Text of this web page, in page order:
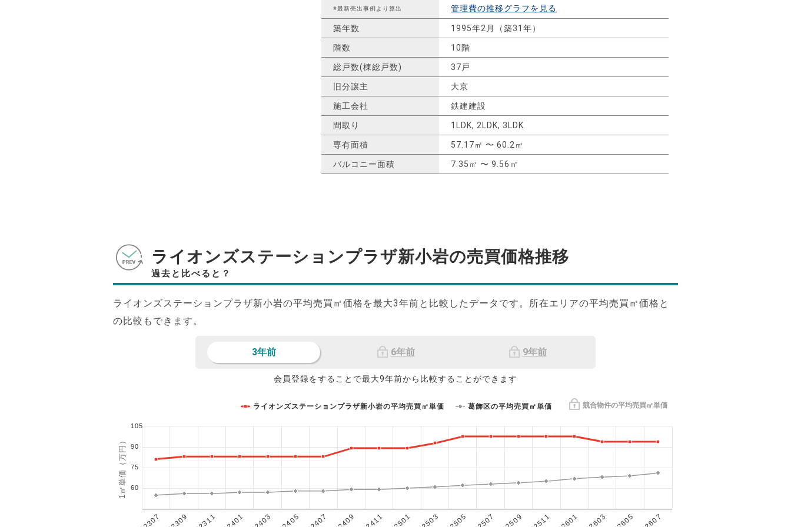
※最新売出事例より算出 管理費の推移グラフを見る
築年数 1995年2月（築31年）
階数 10階
総戸数(棟総戸数) 37戸
旧分譲主 大京
施工会社 鉄建建設
間取り 1LDK, 2LDK, 3LDK
専有面積 57.17㎡ 〜 60.2㎡
バルコニー面積 7.35㎡ 〜 9.56㎡
ライオンズステーションプラザ新小岩の売買価格推移
過去と比べると？
ライオンズステーションプラザ新小岩の平均売買㎡価格を最大3年前と比較したデータです。所在エリアの平均売買㎡価格と
の比較もできます。
3年前 6年前 9年前
会員登録をすることで最大9年前から比較することができます
競合物件の平均売買㎡単価
1㎡単価（万円）
ライオンズステーションプラザ新小岩の平均売買㎡単価 葛飾区の平均売買㎡単価
60
75
90
105